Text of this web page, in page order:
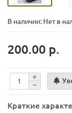
В наличии: Нет в
200.00 р.
Краткие